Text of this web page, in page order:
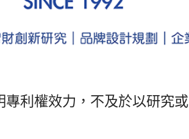
專利權效力，不及於以研究或